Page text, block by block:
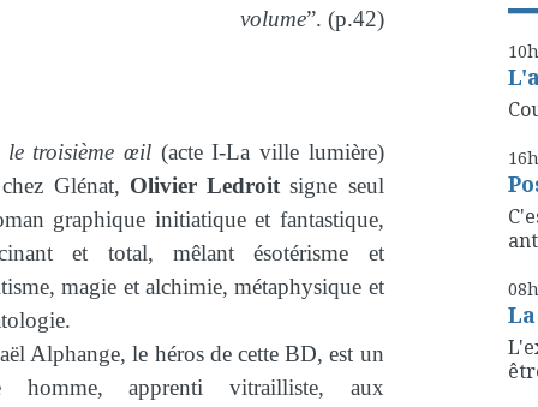
volume”. (p.42)
le troisième œil (acte I-La ville lumière)
Glénat, Olivier Ledroit signe seul
graphique initiatique et fantastique,
et total, mêlant ésotérisme et
magie et alchimie, métaphysique et
Alphange, le héros de cette BD, est un
homme, apprenti vitrailliste, aux